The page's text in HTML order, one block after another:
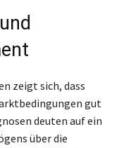
zeigt sich, dass
gut
deuten auf ein
über die